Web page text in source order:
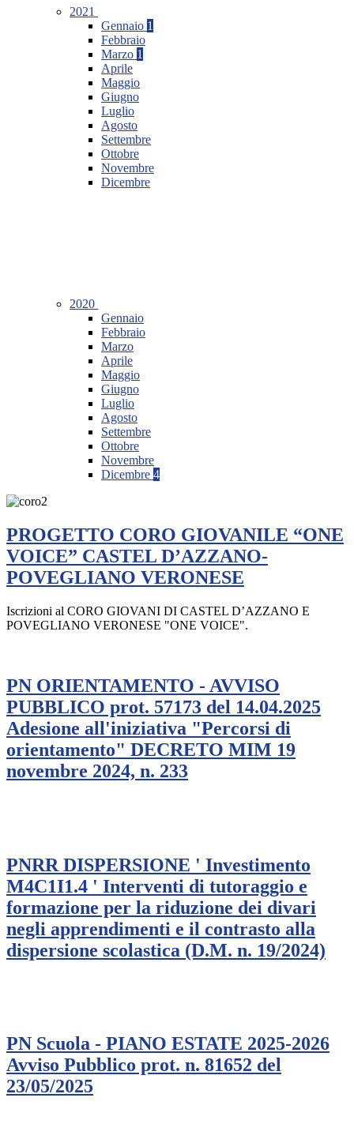
2021
Gennaio 1
Febbraio
Marzo 1
Aprile
Maggio
Giugno
Luglio
Agosto
Settembre
Ottobre
Novembre
Dicembre
2020
Gennaio
Febbraio
Marzo
Aprile
Maggio
Giugno
Luglio
Agosto
Settembre
Ottobre
Novembre
Dicembre 4
PROGETTO CORO GIOVANILE “ONE
VOICE” CASTEL D’AZZANO-
POVEGLIANO VERONESE
Iscrizioni al CORO GIOVANI DI CASTEL D’AZZANO E
POVEGLIANO VERONESE "ONE VOICE".
PN ORIENTAMENTO - AVVISO
PUBBLICO prot. 57173 del 14.04.2025
Adesione all'iniziativa "Percorsi di
orientamento" DECRETO MIM 19
novembre 2024, n. 233
PNRR DISPERSIONE ' Investimento
M4C1I1.4 ' Interventi di tutoraggio e
formazione per la riduzione dei divari
negli apprendimenti e il contrasto alla
dispersione scolastica (D.M. n. 19/2024)
PN Scuola - PIANO ESTATE 2025-2026
Avviso Pubblico prot. n. 81652 del
23/05/2025